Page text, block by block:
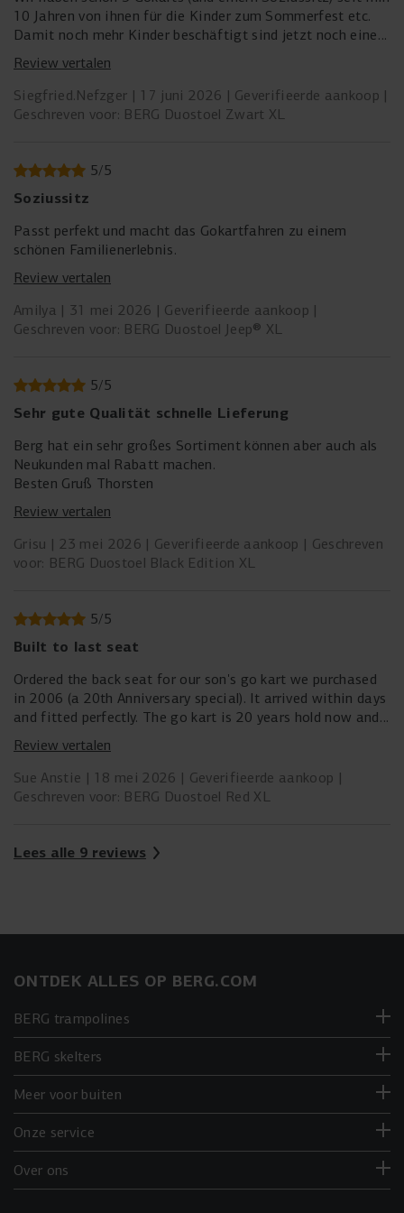
10 Jahren von ihnen für die Kinder zum Sommerfest etc.
Damit noch mehr Kinder beschäftigt sind jetzt noch einen
Soziussitz dazugekauft. Ihre Ware ist sehr gut und
unverwüstlich. Das eizige Manko sind die schlauchlosen
Reifen, weil nach einiger Zeit die Luft nicht mehr lange
drin bleibt.
Review vertalen
Siegfried.Nefzger
17 juni 2026
Geverifieerde aankoop
Geschreven voor: BERG Duostoel Zwart XL
5/5
Soziussitz
Passt perfekt und macht das Gokartfahren zu einem
schönen Familienerlebnis.
Review vertalen
Amilya
31 mei 2026
Geverifieerde aankoop
Geschreven voor: BERG Duostoel Jeep® XL
5/5
Sehr gute Qualität schnelle Lieferung
Berg hat ein sehr großes Sortiment können aber auch als
Neukunden mal Rabatt machen.
Besten Gruß Thorsten
Review vertalen
Grisu
23 mei 2026 Geverifieerde aankoop
Geschreven
voor: BERG Duostoel Black Edition XL
5/5
Built to last seat
Ordered the back seat for our son's go kart we purchased
in 2006 (a 20th Anniversary special). It arrived within days
and fitted perfectly. The go kart is 20 years hold now and
still going strong - still being used by our son and his
children. Well worth the investment.
Review vertalen
Sue Anstie
18 mei 2026
Geverifieerde aankoop
Geschreven voor: BERG Duostoel Red XL
Lees alle 9 reviews
ONTDEK ALLES OP BERG.COM
BERG trampolines
BERG skelters
Meer voor buiten
Onze service
Over ons